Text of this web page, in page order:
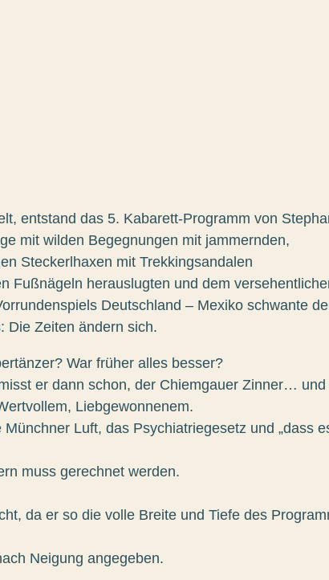
entstand das 5. Kabarett-Programm von
mit wilden Begegnungen mit jammernden,
Steckerlhaxen mit Trekkingsandalen
Fußnägeln herauslugten und dem
Deutschland – Mexiko schwante
Die Zeiten ändern sich.
War früher alles besser?
er dann schon, der Chiemgauer Zinner… und
Liebgewonnenem.
Luft, das Psychiatriegesetz und „dass
muss gerechnet werden.
da er so die volle Breite und Tiefe des
Neigung angegeben.